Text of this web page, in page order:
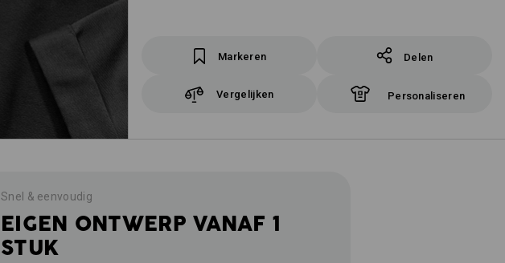
Markeren Delen
Vergelijken Personaliseren
Snel & eenvoudig
EIGEN ONTWERP VANAF 1
STUK